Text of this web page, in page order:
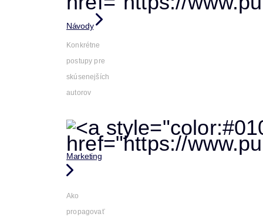
Návody
Konkrétne
postupy pre
skúsenejších
autorov
Marketing
Ako
propagovať